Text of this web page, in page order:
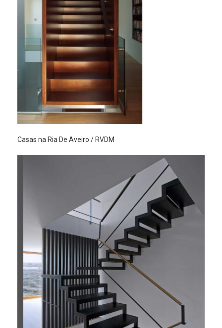
Casas na Ria De Aveiro / RVDM